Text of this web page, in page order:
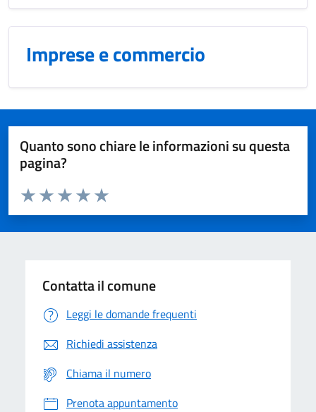
Imprese e commercio
Quanto sono chiare le informazioni su questa
pagina?
Domanda
Valuta da 1 a 5 stelle la pagina
Valuta 5 stelle su 5
Valuta 4 stelle su 5
Valuta 3 stelle su 5
Valuta 2 stelle su 5
Valuta 1 stelle su 5
Contatta il comune
Leggi le domande frequenti
Richiedi assistenza
Chiama il numero
Prenota appuntamento